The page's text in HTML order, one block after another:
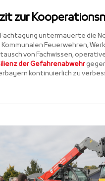
zur
untermauerte die
Kommunalen Feuerwehren,
von Fachwissen,
der Gefahrenabwehr
kontinuierlich zu